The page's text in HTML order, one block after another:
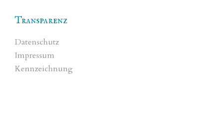
Transparenz
Datenschutz
Impressum
Kennzeichnung